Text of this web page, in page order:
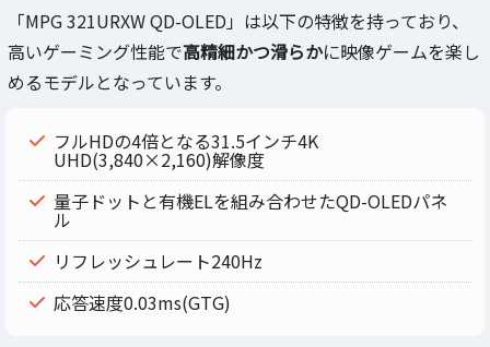
「MPG 321URXW QD-OLED」は以下の特徴を持っており、
高いゲーミング性能で高精細かつ滑らかに映像ゲームを楽し
めるモデルとなっています。
フルHDの4倍となる31.5インチ4K
UHD(3,840×2,160)解像度
量子ドットと有機ELを組み合わせたQD-OLEDパネ
ル
リフレッシュレート240Hz
応答速度0.03ms(GTG)